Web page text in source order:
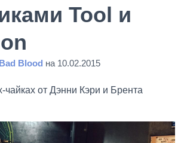
Tool и
Bad Blood на 10.02.2015
от Дэнни Кэри и Брента